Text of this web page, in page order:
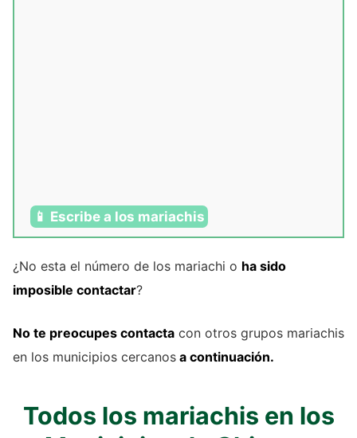
📱 Escribe a los mariachis
¿No esta el número de los mariachi o ha sido
imposible contactar?
No te preocupes contacta con otros grupos mariachis
en los municipios cercanos a continuación.
Todos los mariachis en los